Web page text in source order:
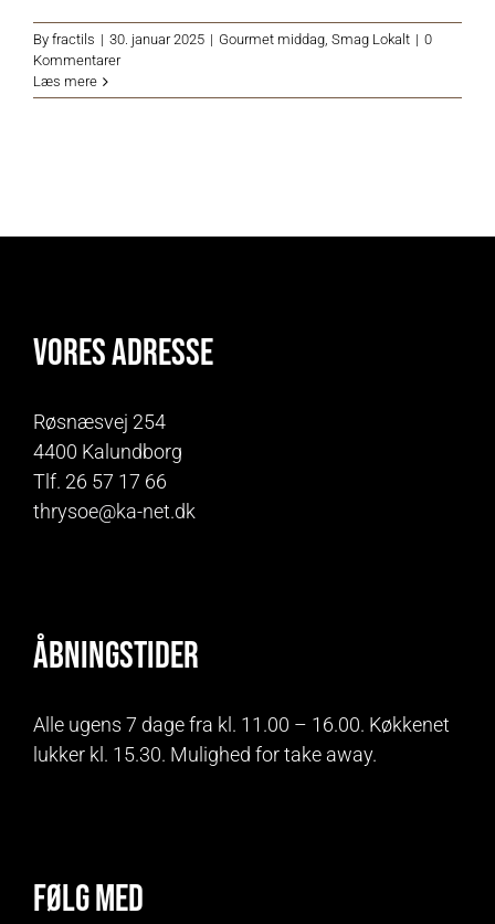
By fractils | 30. januar 2025 | Gourmet middag, Smag Lokalt | 0
Kommentarer
Læs mere
Vores adresse
Røsnæsvej 254
4400 Kalundborg
Tlf. 26 57 17 66
thrysoe@ka-net.dk
Åbningstider
Alle ugens 7 dage fra kl. 11.00 – 16.00. Køkkenet
lukker kl. 15.30. Mulighed for take away.
Følg med